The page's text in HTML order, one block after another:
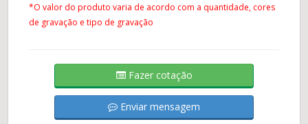
*O valor do produto varia de acordo com a quantidade, cores
de gravação e tipo de gravação
Fazer cotação
Enviar mensagem